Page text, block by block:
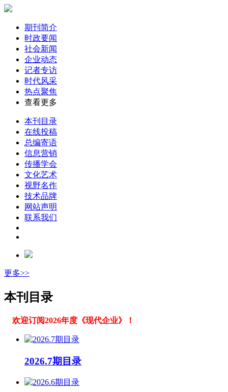
期刊简介
时政要闻
社会新闻
企业动态
记者专访
时代风采
热点聚焦
查看更多
本刊目录
在线投稿
总编寄语
信息营销
传播学会
文化艺术
视野名作
技术品牌
网站声明
联系我们
更多>>
本刊目录
欢迎订阅2026年度《现代企业》！
2026.7期目录